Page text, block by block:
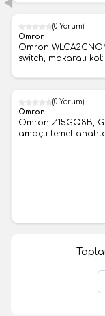
(0 Yorum)
Omron
Omron
switch, makaralı kol:
Pg13.5
%51
(0 Yorum)
Omron
Omron Z15GQ8B,
amaçlı temel